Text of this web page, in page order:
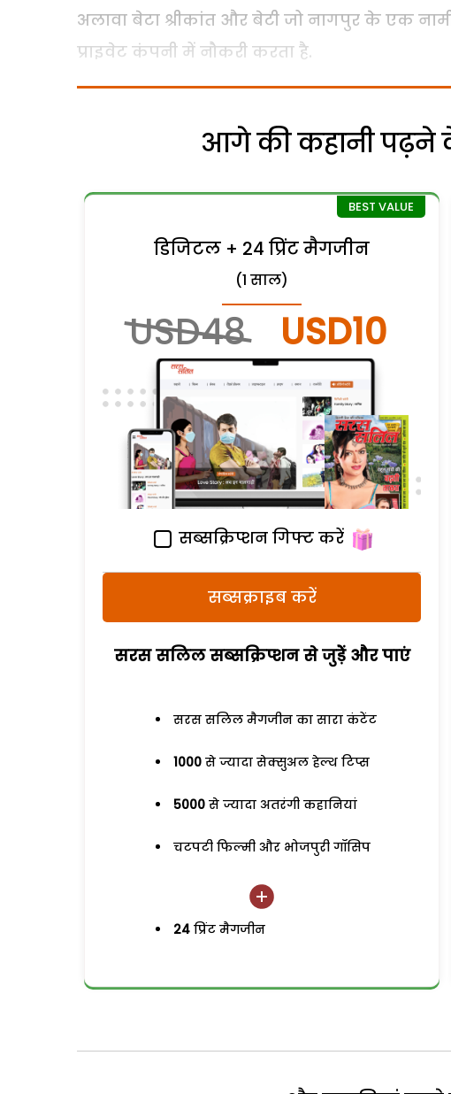
अलावा बेटा श्रीकांत और बेटी जो नागपुर के एक
प्राइवेट कंपनी में नौकरी करता है.
आगे की कहानी पढ़ने
डिजिटल + 24 प्रिंट मैगजीन
(1 साल)
USD48 USD10
सब्सक्रिप्शन गिफ्ट करें
सब्सक्राइब करें
सरस सलिल सब्सक्रिप्शन से जुड़ेें और पाएं
सरस सलिल मैगजीन का सारा कंटेंट
1000 से ज्यादा सेक्सुअल हेल्थ टिप्स
5000 से ज्यादा अतरंगी कहानियां
चटपटी फिल्मी और भोजपुरी गॉसिप
24 प्रिंट मैगजीन